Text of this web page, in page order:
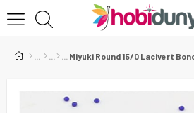
Miyuki Round 15/0 Lacivert